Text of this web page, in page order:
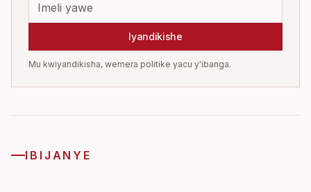
Iyandikishe
Mu kwiyandikisha, wemera politike yacu y'ibanga.
IBIJANYE